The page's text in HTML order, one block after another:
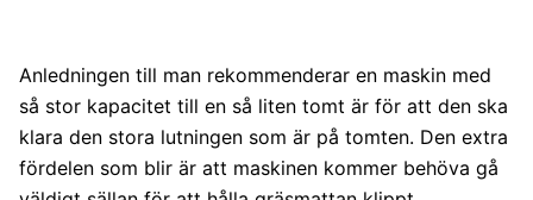
Anledningen till man rekommenderar en maskin med
så stor kapacitet till en så liten tomt är för att den ska
klara den stora lutningen som är på tomten. Den extra
fördelen som blir är att maskinen kommer behöva gå